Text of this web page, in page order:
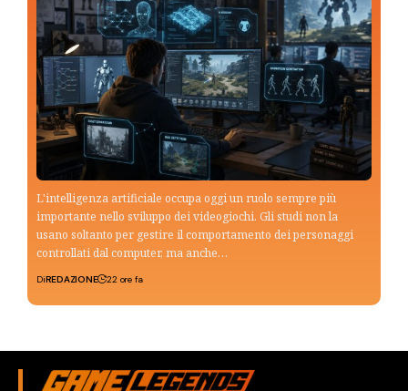
L'intelligenza artificiale occupa oggi un ruolo sempre più
importante nello sviluppo dei videogiochi. Gli studi non la
usano soltanto per gestire il comportamento dei personaggi
controllati dal computer, ma anche…
DiREDAZIONE 22 ore fa